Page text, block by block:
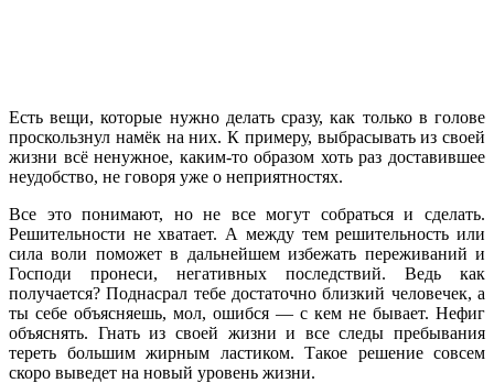
Есть вещи, которые нужно делать сразу, как только в голове
проскользнул намёк на них. К примеру, выбрасывать из своей
жизни всё ненужное, каким-то образом хоть раз доставившее
неудобство, не говоря уже о неприятностях.
Все это понимают, но не все могут собраться и сделать.
Решительности не хватает. А между тем решительность или
сила воли поможет в дальнейшем избежать переживаний и
Господи пронеси, негативных последствий. Ведь как
получается? Поднасрал тебе достаточно близкий человечек, а
ты себе объясняешь, мол, ошибся — с кем не бывает. Нефиг
объяснять. Гнать из своей жизни и все следы пребывания
тереть большим жирным ластиком. Такое решение совсем
скоро выведет на новый уровень жизни.